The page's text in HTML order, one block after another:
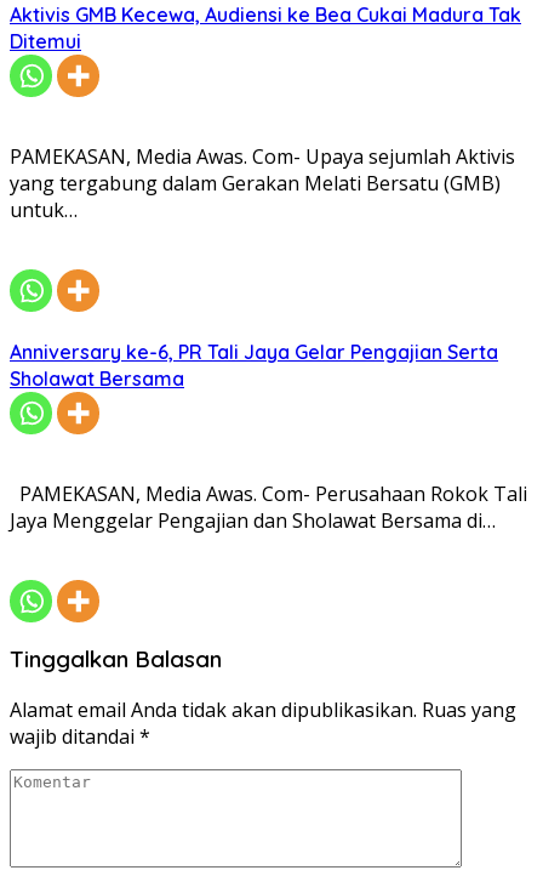
Aktivis GMB Kecewa, Audiensi ke Bea Cukai Madura Tak
Ditemui
PAMEKASAN, Media Awas. Com- Upaya sejumlah Aktivis
yang tergabung dalam Gerakan Melati Bersatu (GMB)
untuk…
Anniversary ke-6, PR Tali Jaya Gelar Pengajian Serta
Sholawat Bersama
PAMEKASAN, Media Awas. Com- Perusahaan Rokok Tali
Jaya Menggelar Pengajian dan Sholawat Bersama di…
Tinggalkan Balasan
Alamat email Anda tidak akan dipublikasikan. Ruas yang
wajib ditandai *